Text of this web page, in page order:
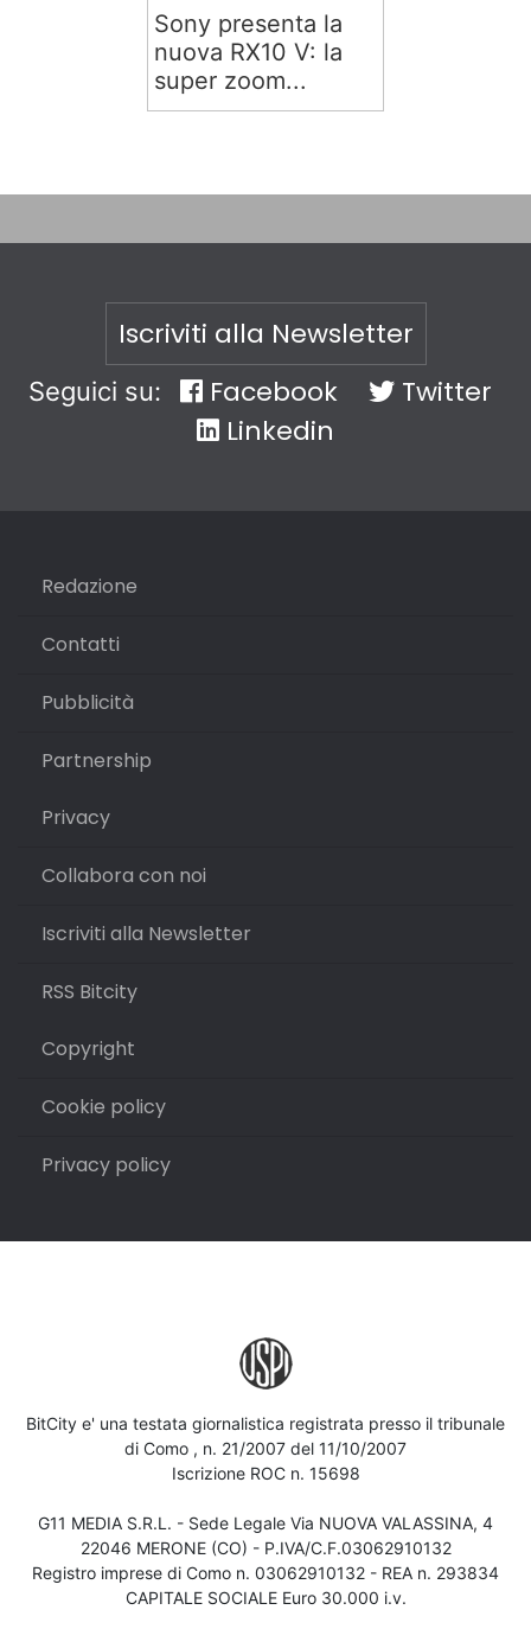
Sony presenta la
nuova RX10 V: la
super zoom...
Iscriviti alla Newsletter
Seguici su: Facebook
Twitter
Linkedin
Redazione
Contatti
Pubblicità
Partnership
Privacy
Collabora con noi
Iscriviti alla Newsletter
RSS Bitcity
Copyright
Cookie policy
Privacy policy
BitCity e' una testata giornalistica registrata presso il tribunale
di Como , n. 21/2007 del 11/10/2007
Iscrizione ROC n. 15698
G11 MEDIA S.R.L. - Sede Legale Via NUOVA VALASSINA, 4
22046 MERONE (CO) - P.IVA/C.F.03062910132
Registro imprese di Como n. 03062910132 - REA n. 293834
CAPITALE SOCIALE Euro 30.000 i.v.